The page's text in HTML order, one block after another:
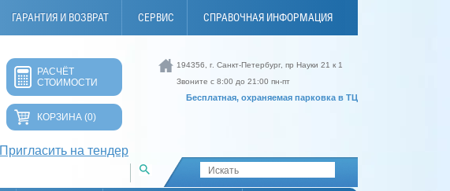
ГАРАНТИЯ И ВОЗВРАТ СЕРВИС СПРАВОЧНАЯ ИНФОРМАЦИЯ
РАСЧЁТ
СТОИМОСТИ
КОРЗИНА (0)
Пригласить на тендер
194356, г. Санкт-Петербург, пр Науки 21 к 1
Звоните с 8:00 до 21:00 пн-пт
Бесплатная, охраняемая парковка в ТЦ